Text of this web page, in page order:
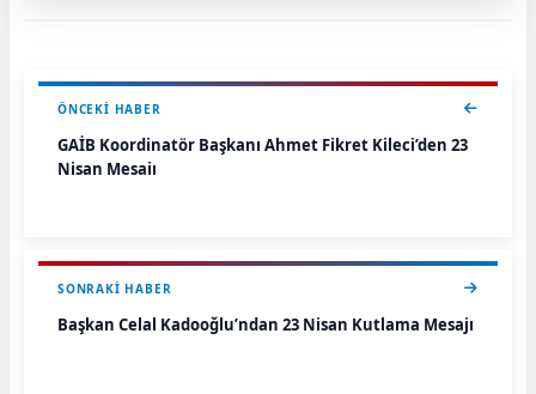
ÖNCEKI HABER
GAİB Koordinatör Başkanı Ahmet Fikret Kileci’den 23
Nisan Mesajı
SONRAKI HABER
Başkan Celal Kadooğlu’ndan 23 Nisan Kutlama Mesajı